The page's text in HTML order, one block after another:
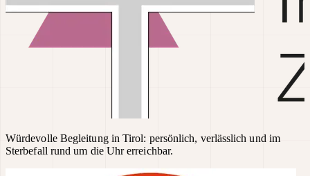
Würdevolle Begleitung in Tirol: persönlich, verlässlich und im
Sterbefall rund um die Uhr erreichbar.